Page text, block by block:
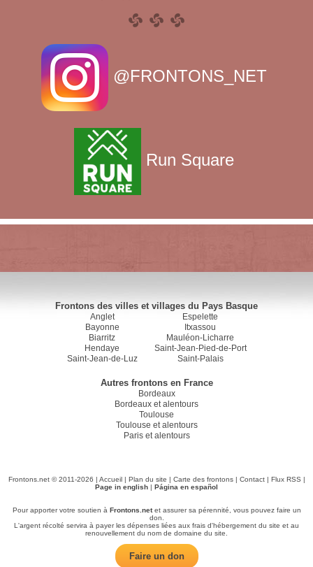
@FRONTONS_NET
Run Square
Frontons des villes et villages du Pays Basque
Anglet
Bayonne
Biarritz
Hendaye
Saint-Jean-de-Luz
Espelette
Itxassou
Mauléon-Licharre
Saint-Jean-Pied-de-Port
Saint-Palais
Autres frontons en France
Bordeaux
Bordeaux et alentours
Toulouse
Toulouse et alentours
Paris et alentours
Frontons.net © 2011-2026 | Accueil| Plan du site | Carte des frontons| Contact| Flux RSS |
Page in english | Página en español
Pour apporter votre soutien à Frontons.netet assurer sa pérennité, vous pouvez faire un
don.
L'argent récolté servira à payer les dépenses liées aux frais d'hébergement du site et au
renouvellement du nom de domaine du site.
Faire un don